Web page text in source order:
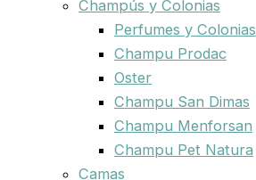
Champús y Colonias
Perfumes y Colonias
Champu Prodac
Oster
Champu San Dimas
Champu Menforsan
Champu Pet Natura
Camas